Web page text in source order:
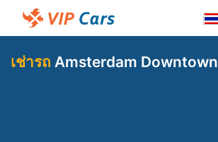
เช่ารถ Amsterdam Downtown